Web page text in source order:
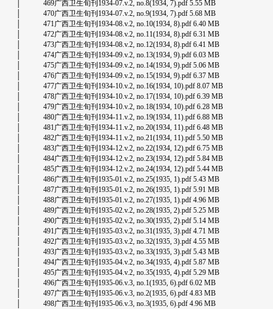
│ 469广西卫生旬刊1934-07.v.2, no.8(1934, 7).pdf 5.55 MB
│ 470广西卫生旬刊1934-07.v.2, no.9(1934, 7).pdf 5.68 MB
│ 471广西卫生旬刊1934-08.v.2, no.10(1934, 8).pdf 6.40 MB
│ 472广西卫生旬刊1934-08.v.2, no.11(1934, 8).pdf 6.31 MB
│ 473广西卫生旬刊1934-08.v.2, no.12(1934, 8).pdf 6.41 MB
│ 474广西卫生旬刊1934-09.v.2, no.13(1934, 9).pdf 6.03 MB
│ 475广西卫生旬刊1934-09.v.2, no.14(1934, 9).pdf 5.06 MB
│ 476广西卫生旬刊1934-09.v.2, no.15(1934, 9).pdf 6.37 MB
│ 477广西卫生旬刊1934-10.v.2, no.16(1934, 10).pdf 8.07 MB
│ 478广西卫生旬刊1934-10.v.2, no.17(1934, 10).pdf 6.39 MB
│ 479广西卫生旬刊1934-10.v.2, no.18(1934, 10).pdf 6.28 MB
│ 480广西卫生旬刊1934-11.v.2, no.19(1934, 11).pdf 6.88 MB
│ 481广西卫生旬刊1934-11.v.2, no.20(1934, 11).pdf 6.48 MB
│ 482广西卫生旬刊1934-11.v.2, no.21(1934, 11).pdf 5.50 MB
│ 483广西卫生旬刊1934-12.v.2, no.22(1934, 12).pdf 6.75 MB
│ 484广西卫生旬刊1934-12.v.2, no.23(1934, 12).pdf 5.84 MB
│ 485广西卫生旬刊1934-12.v.2, no.24(1934, 12).pdf 5.44 MB
│ 486广西卫生旬刊1935-01.v.2, no.25(1935, 1).pdf 5.43 MB
│ 487广西卫生旬刊1935-01.v.2, no.26(1935, 1).pdf 5.91 MB
│ 488广西卫生旬刊1935-01.v.2, no.27(1935, 1).pdf 4.96 MB
│ 489广西卫生旬刊1935-02.v.2, no.28(1935, 2).pdf 5.25 MB
│ 490广西卫生旬刊1935-02.v.2, no.30(1935, 2).pdf 5.14 MB
│ 491广西卫生旬刊1935-03.v.2, no.31(1935, 3).pdf 4.71 MB
│ 492广西卫生旬刊1935-03.v.2, no.32(1935, 3).pdf 4.55 MB
│ 493广西卫生旬刊1935-03.v.2, no.33(1935, 3).pdf 5.43 MB
│ 494广西卫生旬刊1935-04.v.2, no.34(1935, 4).pdf 5.87 MB
│ 495广西卫生旬刊1935-04.v.2, no.35(1935, 4).pdf 5.29 MB
│ 496广西卫生旬刊1935-06.v.3, no.1(1935, 6).pdf 6.02 MB
│ 497广西卫生旬刊1935-06.v.3, no.2(1935, 6).pdf 4.83 MB
│ 498广西卫生旬刊1935-06.v.3, no.3(1935, 6).pdf 4.96 MB